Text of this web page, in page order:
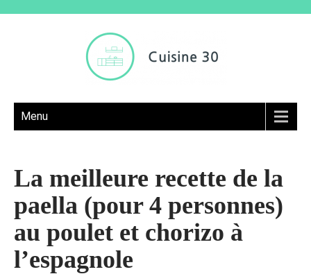
Menu
La meilleure recette de la
paella (pour 4 personnes)
au poulet et chorizo à
l’espagnole